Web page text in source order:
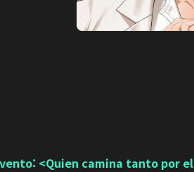
<Quien camina tanto por